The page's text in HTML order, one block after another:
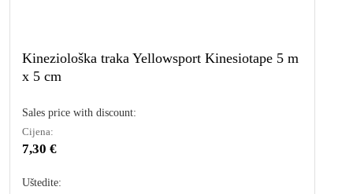
Kineziološka traka Yellowsport Kinesiotape 5 m
x 5 cm
Sales price with discount:
Cijena:
7,30 €
Uštedite: